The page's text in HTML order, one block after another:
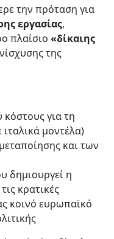
την πρόταση για
εργασίας,
πλαίσιο «δίκαιης
της
κόστους για τη
μοντέλα)
και των
δημιουργεί η
κρατικές
κοινό ευρωπαϊκό